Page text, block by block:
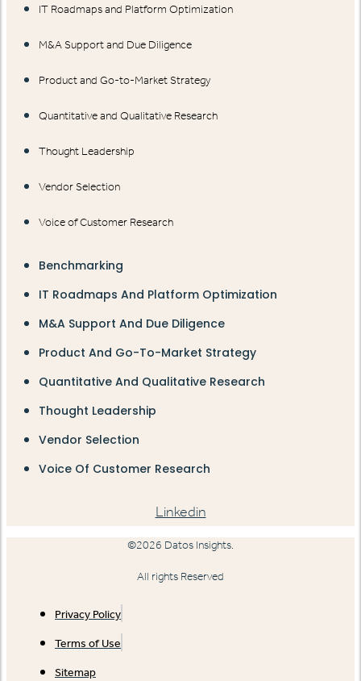
IT Roadmaps and Platform Optimization
M&A Support and Due Diligence
Product and Go-to-Market Strategy
Quantitative and Qualitative Research
Thought Leadership
Vendor Selection
Voice of Customer Research
Benchmarking
IT Roadmaps And Platform Optimization
M&A Support And Due Diligence
Product And Go-To-Market Strategy
Quantitative And Qualitative Research
Thought Leadership
Vendor Selection
Voice Of Customer Research
Linkedin
©2026 Datos Insights.
All rights Reserved
Privacy Policy
Terms of Use
Sitemap